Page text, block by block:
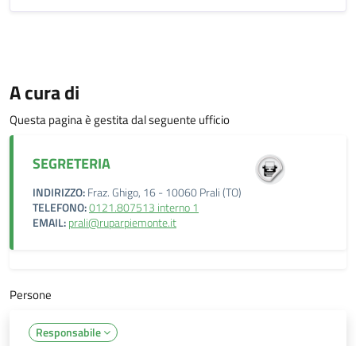
A cura di
Questa pagina è gestita dal seguente ufficio
SEGRETERIA
INDIRIZZO:Fraz. Ghigo, 16 - 10060 Prali (TO)
TELEFONO:0121.807513 interno 1
EMAIL:prali@ruparpiemonte.it
Persone
Responsabile